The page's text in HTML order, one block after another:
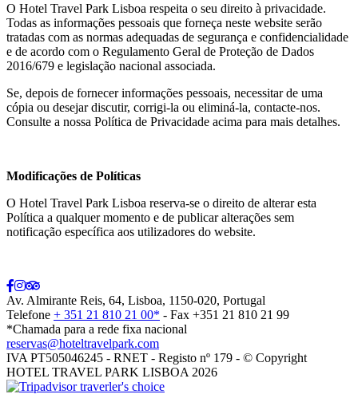
O Hotel Travel Park Lisboa respeita o seu direito à privacidade.
Todas as informações pessoais que forneça neste website serão
tratadas com as normas adequadas de segurança e confidencialidade
e de acordo com o Regulamento Geral de Proteção de Dados
2016/679 e legislação nacional associada.
Se, depois de fornecer informações pessoais, necessitar de uma
cópia ou desejar discutir, corrigi-la ou eliminá-la, contacte-nos.
Consulte a nossa Política de Privacidade acima para mais detalhes.
Modificações de Políticas
O Hotel Travel Park Lisboa reserva-se o direito de alterar esta
Política a qualquer momento e de publicar alterações sem
notificação específica aos utilizadores do website.
Av. Almirante Reis, 64, Lisboa, 1150-020, Portugal
Telefone + 351 21 810 21 00* - Fax +351 21 810 21 99
*Chamada para a rede fixa nacional
reservas@hoteltravelpark.com
IVA PT505046245 - RNET - Registo nº 179 - © Copyright
HOTEL TRAVEL PARK LISBOA 2026